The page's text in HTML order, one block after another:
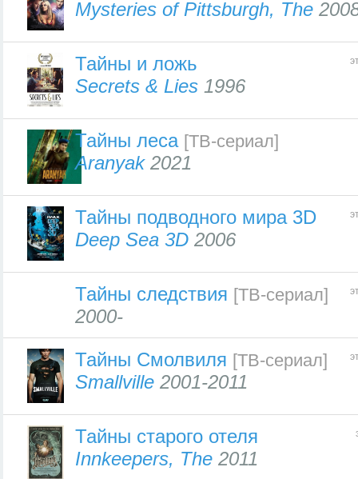
Mysteries of Pittsburgh, The
Тайны и ложь
Secrets & Lies 1996
Тайны леса [ТВ-сериал]
Aranyak2021
Тайны подводного мира 3D
Deep Sea 3D 2006
Тайны следствия [ТВ-сериал]
2000-
Тайны Смолвиля [ТВ-сериал]
Smallville 2001-2011
Тайны старого отеля
Innkeepers, The 2011